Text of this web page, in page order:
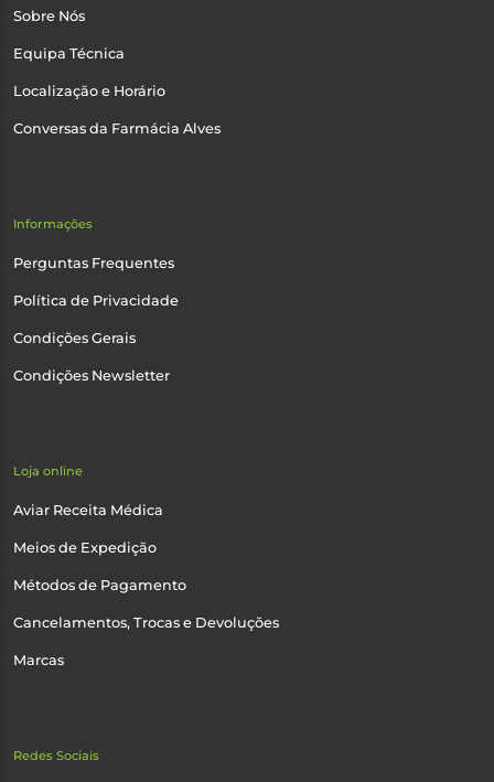
Sobre Nós
Equipa Técnica
Localização e Horário
Conversas da Farmácia Alves
Informações
Perguntas Frequentes
Política de Privacidade
Condições Gerais
Condições Newsletter
Loja online
Aviar Receita Médica
Meios de Expedição
Métodos de Pagamento
Cancelamentos, Trocas e Devoluções
Marcas
Redes Sociais